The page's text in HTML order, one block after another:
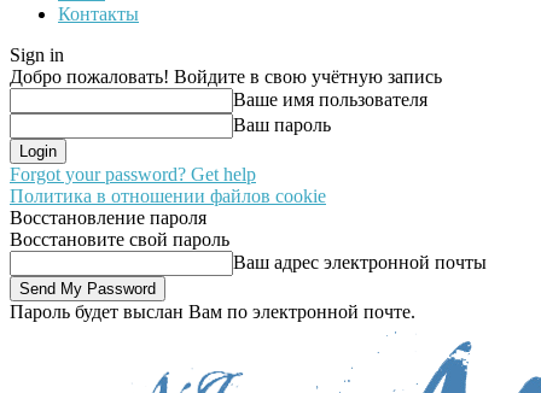
Контакты
Sign in
Добро пожаловать! Войдите в свою учётную запись
Ваше имя пользователя
Ваш пароль
Forgot your password? Get help
Политика в отношении файлов cookie
Восстановление пароля
Восстановите свой пароль
Ваш адрес электронной почты
Пароль будет выслан Вам по электронной почте.